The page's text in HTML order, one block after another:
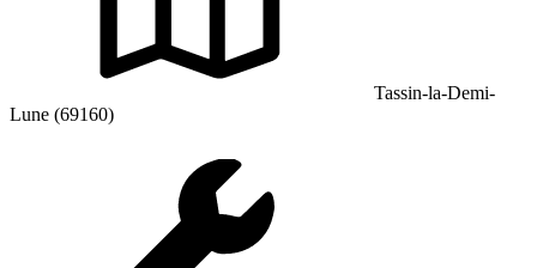
Tassin-la-Demi-
Lune (69160)